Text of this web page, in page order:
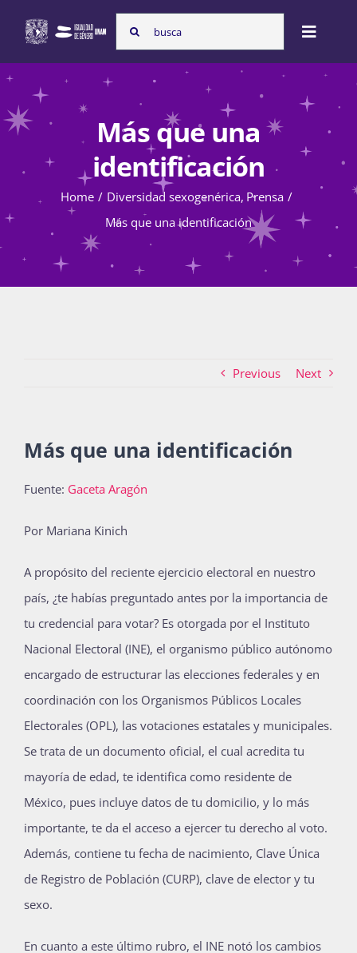
content
Search
for:
Toggle
Nosotras
Programas
Atención de la violencia de género
La Boletina
Recursos
Súmate
Publicaciones
Bienvenida generación 2027-1
Más que una
identificación
Home Diversidad sexogenérica Prensa
Más que una identificación
Previous Next
Más que una identificación
Fuente: Gaceta Aragón
Por Mariana Kinich
A propósito del reciente ejercicio electoral en nuestro
país, ¿te habías preguntado antes por la importancia de
tu credencial para votar? Es otorgada por el Instituto
Nacional Electoral (INE), el organismo público autónomo
encargado de estructurar las elecciones federales y en
coordinación con los Organismos Públicos Locales
Electorales (OPL), las votaciones estatales y municipales.
Se trata de un documento oficial, el cual acredita tu
mayoría de edad, te identifica como residente de
México, pues incluye datos de tu domicilio, y lo más
importante, te da el acceso a ejercer tu derecho al voto.
Además, contiene tu fecha de nacimiento, Clave Única
de Registro de Población (CURP), clave de elector y tu
sexo.
En cuanto a este último rubro, el INE notó los cambios